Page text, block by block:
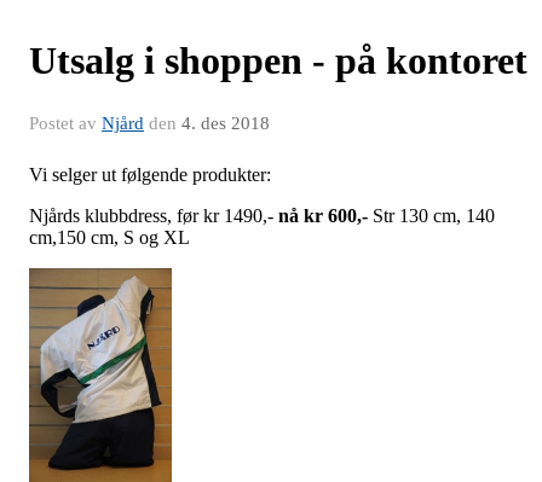
Utsalg i shoppen - på kontoret
Postet av Njård den 4. des 2018
Vi selger ut følgende produkter:
Njårds klubbdress, før kr 1490,- nå kr 600,- Str 130 cm, 140
cm,150 cm, S og XL